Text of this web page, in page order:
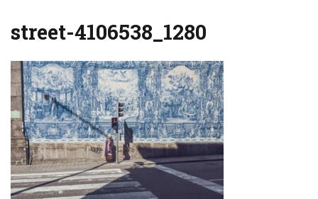
street-4106538_1280